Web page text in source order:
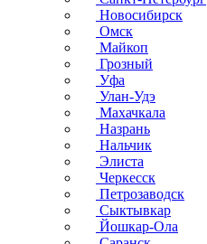
Новосибирск
Омск
Майкоп
Грозный
Уфа
Улан-Удэ
Махачкала
Назрань
Нальчик
Элиста
Черкесск
Петрозаводск
Сыктывкар
Йошкар-Ола